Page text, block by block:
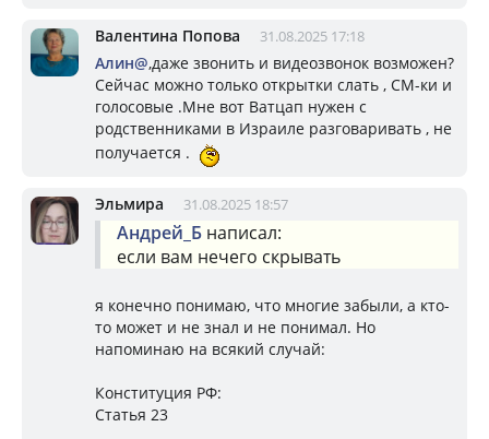
Валентина Попова 31.08.2025 17:18
Алин@,даже звонить и видеозвонок возможен?
Сейчас можно только открытки слать , СМ-ки и
голосовые .Мне вот Ватцап нужен с
родственниками в Израиле разговаривать , не
получается .
Эльмира 31.08.2025 18:57
Андрей_Б написал:
если вам нечего скрывать
я конечно понимаю, что многие забыли, а кто-
то может и не знал и не понимал. Но
напоминаю на всякий случай:
Конституция РФ:
Статья 23